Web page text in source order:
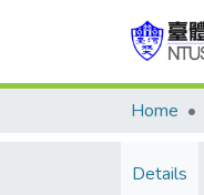
Home
Details